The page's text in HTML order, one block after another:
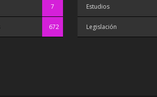
7
672
Estudios
Legislación